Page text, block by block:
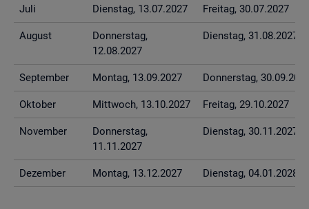
Juli Diens­tag, 13.07.2027 Frei­tag, 30.07.2027
Au­gust
Don­ners­tag,
12.08.2027
Diens­tag, 31.08.2027
Sep­tem­ber Mon­tag, 13.09.2027 Don­ners­tag,
Ok­to­ber Mitt­woch, 13.10.2027 Frei­tag, 29.10.2027
No­vem­ber
Don­ners­tag,
11.11.2027
Diens­tag, 30.11.2027
De­zem­ber Mon­tag, 13.12.2027 Diens­tag, 04.01.2028